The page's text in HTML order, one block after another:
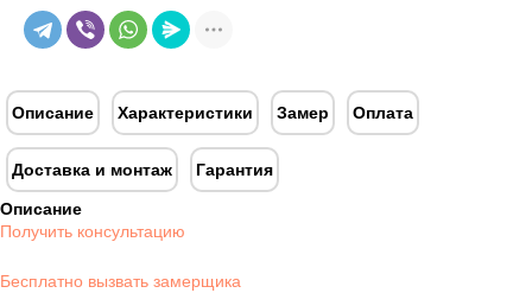
Описание Характеристики Замер Оплата
Доставка и монтаж Гарантия
Описание
Получить консультацию
Бесплатно вызвать замерщика